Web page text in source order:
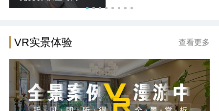
VR实景体验 查看更多